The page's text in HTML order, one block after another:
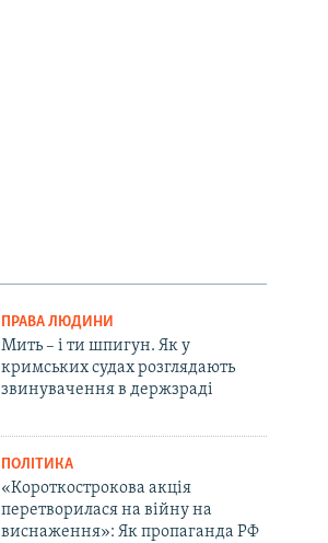
ПРАВА ЛЮДИНИ
Мить – і ти шпигун. Як у
кримських судах розглядають
звинувачення в держзраді
ПОЛІТИКА
«Короткострокова акція
перетворилася на війну на
виснаження»: Як пропаганда РФ